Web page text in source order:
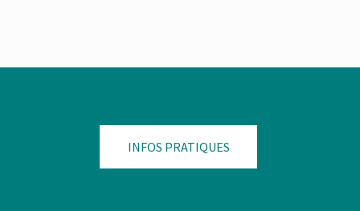
INFOS PRATIQUES